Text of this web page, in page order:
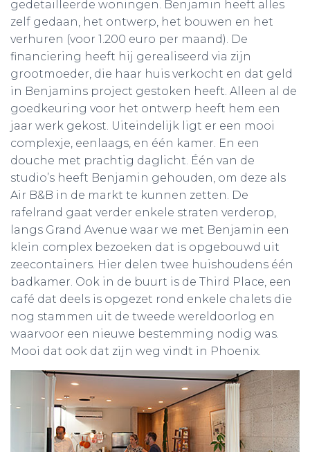
gedetailleerde woningen. Benjamin heeft alles
zelf gedaan, het ontwerp, het bouwen en het
verhuren (voor 1.200 euro per maand). De
financiering heeft hij gerealiseerd via zijn
grootmoeder, die haar huis verkocht en dat geld
in Benjamins project gestoken heeft. Alleen al de
goedkeuring voor het ontwerp heeft hem een
jaar werk gekost. Uiteindelijk ligt er een mooi
complexje, eenlaags, en één kamer. En een
douche met prachtig daglicht. Één van de
studio’s heeft Benjamin gehouden, om deze als
Air B&B in de markt te kunnen zetten. De
rafelrand gaat verder enkele straten verderop,
langs Grand Avenue waar we met Benjamin een
klein complex bezoeken dat is opgebouwd uit
zeecontainers. Hier delen twee huishoudens één
badkamer. Ook in de buurt is de Third Place, een
café dat deels is opgezet rond enkele chalets die
nog stammen uit de tweede wereldoorlog en
waarvoor een nieuwe bestemming nodig was.
Mooi dat ook dat zijn weg vindt in Phoenix.